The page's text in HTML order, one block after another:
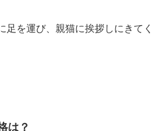
足を運び、親猫に挨拶しにきてく
は？